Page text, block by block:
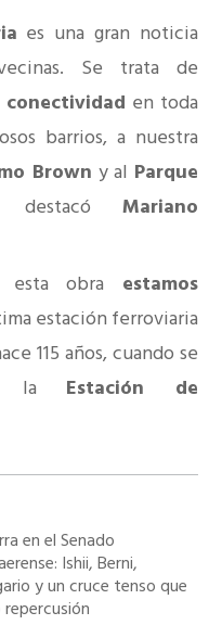
es una gran noticia
Se trata de
conectividad en toda
barrios, a nuestra
Brown y al Parque
destacó Mariano
esta obra estamos
estación ferroviaria
115 años, cuando se
la Estación de
en el Senado
Ishii, Berni,
y un cruce tenso que